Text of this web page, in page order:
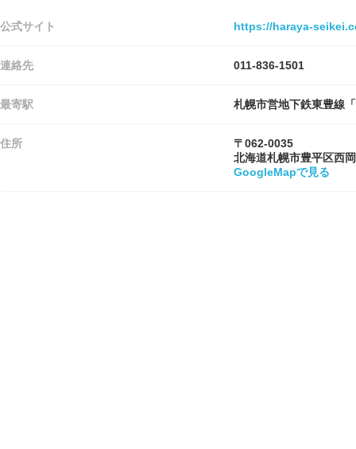
公式サイト https://haraya-
連絡先 011-836-1501
最寄駅 札幌市営地下鉄東豊線
住所
〒062-0035
北海道札幌市豊平区西
GoogleMapで見る